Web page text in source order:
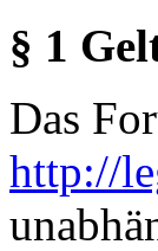
§ 1
Das
http://